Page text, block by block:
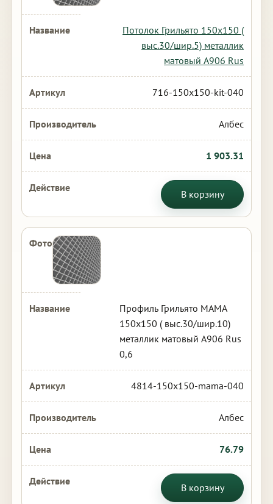
Потолок Грильято 150х150 (
выс.30/шир.5) металлик
матовый А906 Rus
716-150x150-kit-040
Албес
1 903.31
В корзину
Профиль Грильято МАМА
150х150 ( выс.30/шир.10)
металлик матовый А906 Rus
0,6
4814-150x150-mama-040
Албес
76.79
В корзину